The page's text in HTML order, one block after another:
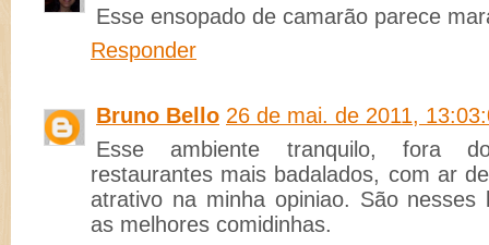
Esse ensopado de camarão parece
Responder
Bruno Bello 26 de mai. de 2011,
Esse ambiente tranquilo, fora
restaurantes mais badalados, com ar
atrativo na minha opiniao. São nesses
as melhores comidinhas.